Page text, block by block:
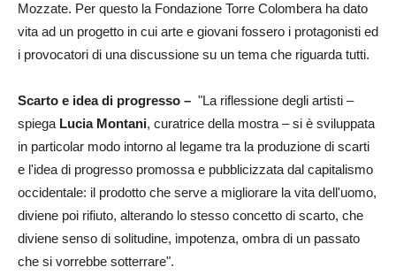
Mozzate. Per questo la Fondazione Torre Colombera ha dato
vita ad un progetto in cui arte e giovani fossero i protagonisti ed
i provocatori di una discussione su un tema che riguarda tutti.
Scarto e idea di progresso – "La riflessione degli artisti –
spiega Lucia Montani, curatrice della mostra – si è sviluppata
in particolar modo intorno al legame tra la produzione di scarti
e l'idea di progresso promossa e pubblicizzata dal capitalismo
occidentale: il prodotto che serve a migliorare la vita dell'uomo,
diviene poi rifiuto, alterando lo stesso concetto di scarto, che
diviene senso di solitudine, impotenza, ombra di un passato
che si vorrebbe sotterrare".